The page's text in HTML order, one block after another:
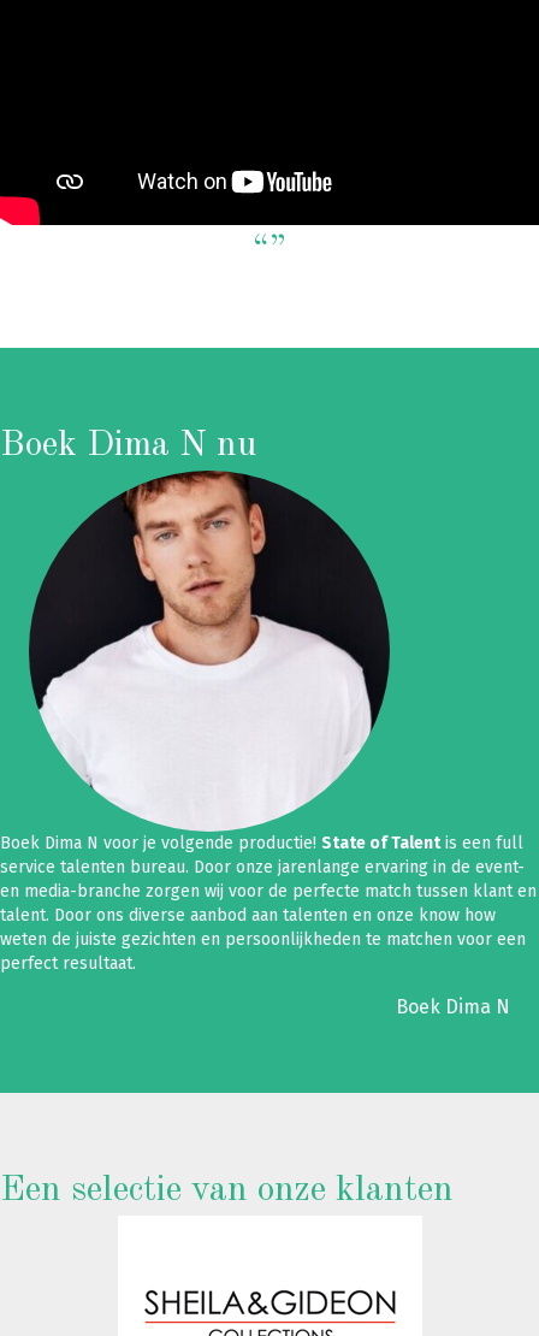
“”
Boek Dima N nu
Boek Dima N voor je volgende productie! State of Talentis een full
service talenten bureau. Door onze jarenlange ervaring in de event-
en media-branche zorgen wij voor de perfecte match tussen klant en
talent. Door ons diverse aanbod aan talenten en onze know how
weten de juiste gezichten en persoonlijkheden te matchen voor een
perfect resultaat.
Boek Dima N
Een selectie van onze klanten